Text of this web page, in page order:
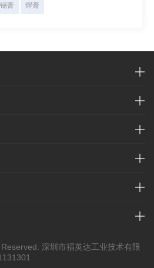
膏 焊膏
深圳市福英达工业技术有限